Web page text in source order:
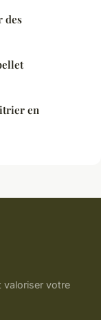
des
en
valoriser votre